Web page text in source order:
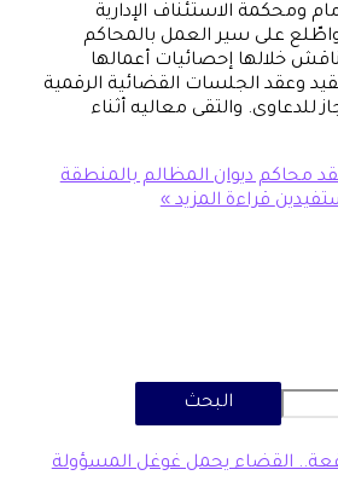
الإدارية
العمل بالمحاكم
إحصائيات أعمالها
القضائية الرقمية
معاليه أثناء
المظالم بالمنطقة
المزيد »
يحمل غوغل المسؤولة